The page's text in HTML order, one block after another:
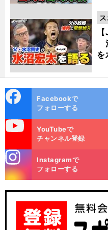
を
ok
Facebookで
フォローする
YouTubeで
チャンネル登録
m
Instagramで
フォローする